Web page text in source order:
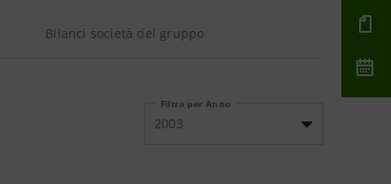
Bilanci società del gruppo
Filtra per Anno
2003